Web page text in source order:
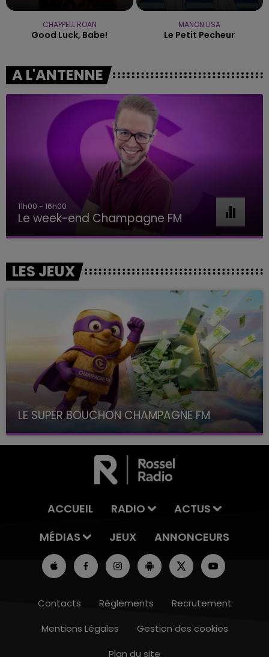
CHAPPELL ROAN
Good Luck, Babe!
MANON LISA
Le Petit Pecheur
A L'ANTENNE
16h00 - 20h00
Le Week-end Champagne FM
LES JEUX
LE SUPER BOUCHON CHAMPAGNE FM
avec La Famille Champagne FM, à 8H10
ACCUEIL RADIO
ACTUS
MÉDIAS
JEUX ANNONCEURS
Contacts Règlements
Recrutement
Mentions Légales
Gestion des cookies
Plan du site